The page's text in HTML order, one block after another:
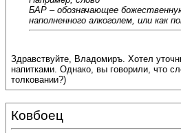
БАР – обозначающее
наполненного алкоголем, или как
Здравствуйте, Владомиръ. Хотел
напитками. Однако, вы говорили, что
толковании?)
Ковбоец